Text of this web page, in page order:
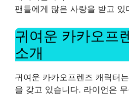
팬들에게 많은 사랑을 받고 있
귀여운 카카오프
소개
귀여운 카카오프렌즈 캐릭터
을 갖고 있습니다. 라이언은